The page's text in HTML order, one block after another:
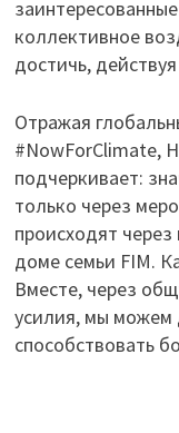
коллективное
достичь,
Отражая
#NowForClimate,
подчеркивает:
только через
происходят
доме семьи FIM.
Вместе, через
усилия, мы можем
способствовать